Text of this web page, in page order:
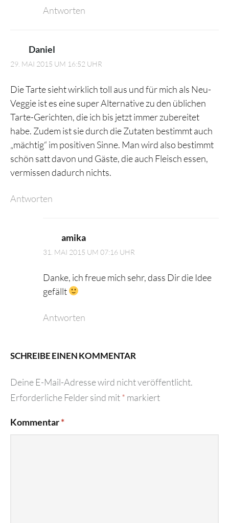
Antworten
Daniel
29. MAI 2015 UM 16:52 UHR
Die Tarte sieht wirklich toll aus und für mich als Neu-
Veggie ist es eine super Alternative zu den üblichen
Tarte-Gerichten, die ich bis jetzt immer zubereitet
habe. Zudem ist sie durch die Zutaten bestimmt auch
„mächtig“ im positiven Sinne. Man wird also bestimmt
schön satt davon und Gäste, die auch Fleisch essen,
vermissen dadurch nichts.
Antworten
amika
31. MAI 2015 UM 07:16 UHR
Danke, ich freue mich sehr, dass Dir die Idee
gefällt
Antworten
SCHREIBE EINEN KOMMENTAR
Deine E-Mail-Adresse wird nicht veröffentlicht.
Erforderliche Felder sind mit* markiert
Kommentar*